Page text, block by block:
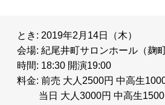
とき: 2019年2月14日（木）
会場: 紀尾井町サロンホール（麹町
時間: 18:30 開演19:00
料金: 前売 大人2500円 中高生
当日 大人3000円 中高生1500